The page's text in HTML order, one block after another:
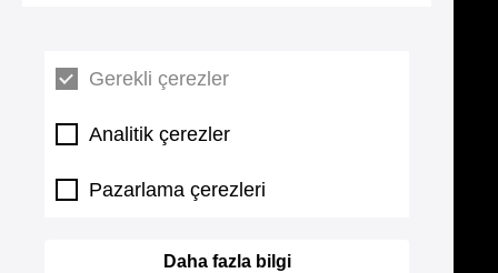
Gerekli çerezler
Analitik çerezler
Pazarlama çerezleri
Daha fazla bilgi